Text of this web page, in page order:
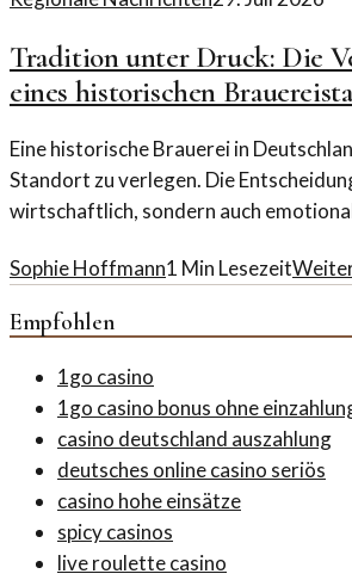
Tradition unter Druck: Die
eines historischen
Eine historische Brauerei in
Standort zu verlegen. Die
wirtschaftlich, sondern auch
Sophie Hoffmann1 Min Lesezeit
Empfohlen
1go casino
1go casino bonus ohne
casino deutschland auszahlung
deutsches online casino seriös
casino hohe einsätze
spicy casinos
live roulette casino